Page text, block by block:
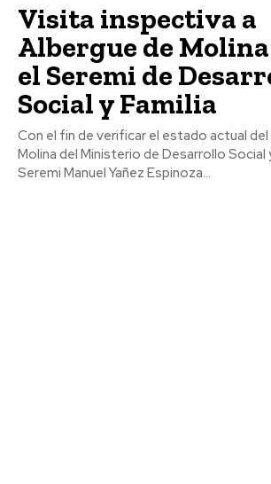
Visita inspectiva a
Albergue de
el Seremi de
Social y Familia
Con el fin de verificar el estado actual
Molina del Ministerio de Desarrollo Social
Seremi Manuel Yañez Espinoza...